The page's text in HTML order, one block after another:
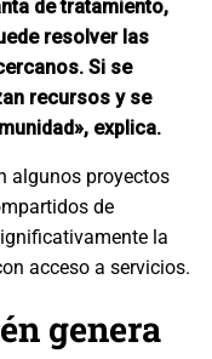
de tratamiento,
resolver las
Si se
recursos y se
explica.
algunos proyectos
de
la
acceso a servicios.
genera